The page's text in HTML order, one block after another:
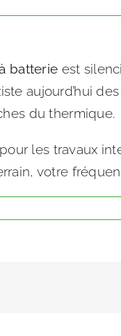
batterie est
aujourd’hui
du thermique.
les travaux
votre